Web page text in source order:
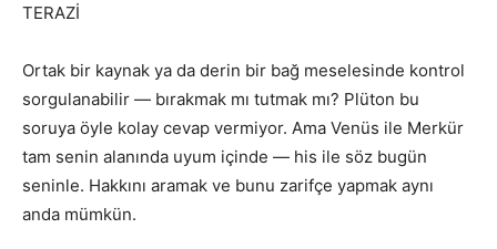
TERAZİ
Ortak bir kaynak ya da derin bir bağ meselesinde kontrol
sorgulanabilir — bırakmak mı tutmak mı? Plüton bu
soruya öyle kolay cevap vermiyor. Ama Venüs ile Merkür
tam senin alanında uyum içinde — his ile söz bugün
seninle. Hakkını aramak ve bunu zarifçe yapmak aynı
anda mümkün.